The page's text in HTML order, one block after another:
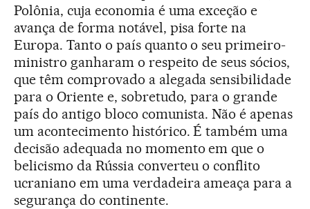
Polônia, cuja economia é uma exceção e
avança de forma notável, pisa forte na
Europa. Tanto o país quanto o seu primeiro-
ministro ganharam o respeito de seus sócios,
que têm comprovado a alegada sensibilidade
para o Oriente e, sobretudo, para o grande
país do antigo bloco comunista. Não é apenas
um acontecimento histórico. É também uma
decisão adequada no momento em que o
belicismo da Rússia converteu o conflito
ucraniano em uma verdadeira ameaça para a
segurança do continente.